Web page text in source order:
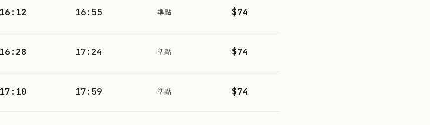
16:12 16:55 準點 $74
16:28 17:24 準點 $74
17:10 17:59 準點 $74